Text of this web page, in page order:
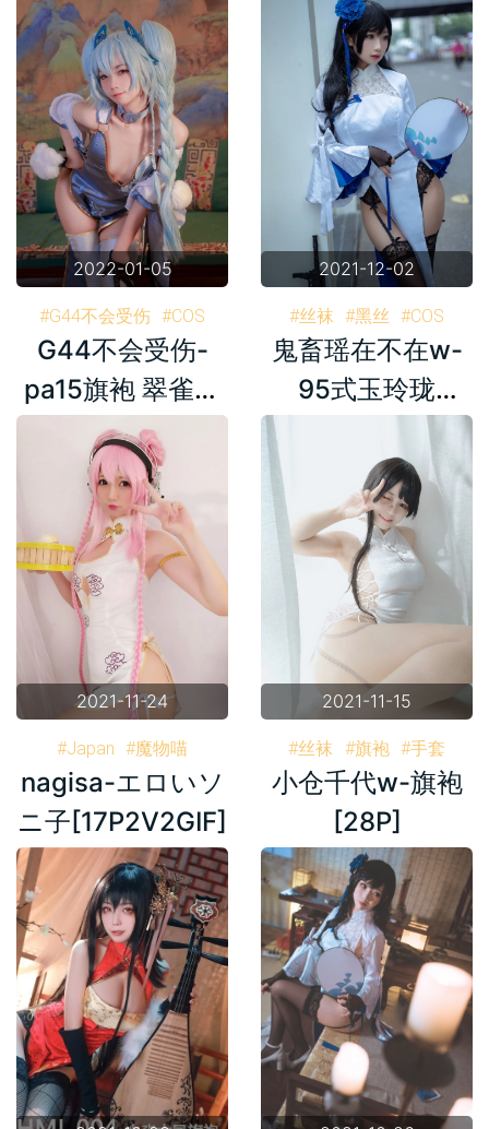
2022-01-05
#G44不会受伤 #COS
#旗袍
#猫 #少女前线
#高跟 #翠雀媚
#G44
#扇子
#写真 #套图
G44不会受伤-
pa15旗袍 翠雀媚
[20P]
2021-12-02
#丝袜 #黑丝 #COS
#旗袍 #高跟
#鬼畜瑶在不在w #扇子
#95式
#写真 #套图
鬼畜瑶在不在w-
95式玉玲珑
2021-11-24
#Japan #魔物喵
#Nagisa
#旗袍
#丸子头
#南半球
#包子
#写真
nagisa-エロいソ
ニ子[17P2V2GIF]
2021-11-15
#丝袜 #旗袍 #手套
#肉丝 #小仓千代w
#写真
#套图
小仓千代w-旗袍
[28P]